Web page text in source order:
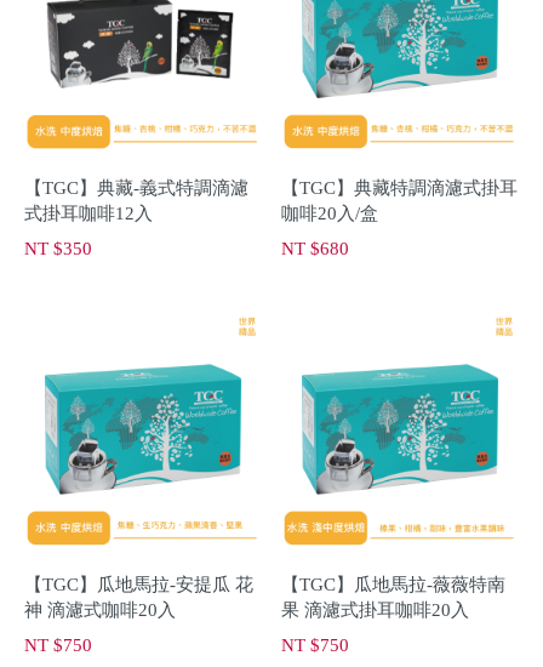
【TGC】典藏-義式特調滴濾
式掛耳咖啡12入
NT $350
【TGC】典藏特調滴濾式掛耳
咖啡20入/盒
NT $680
【TGC】瓜地馬拉-安提瓜 花
神 滴濾式咖啡20入
NT $750
【TGC】瓜地馬拉-薇薇特南
果 滴濾式掛耳咖啡20入
NT $750